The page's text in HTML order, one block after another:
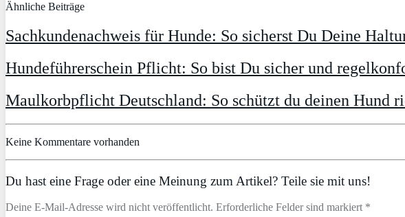
Ähnliche Beiträge
Sachkundenachweis für Hunde: So sicherst Du Deine
Hundeführerschein Pflicht: So bist Du sicher und
Maulkorbpflicht Deutschland: So schützt du deinen Hund
Keine Kommentare vorhanden
Du hast eine Frage oder eine Meinung zum Artikel? Teile sie mit uns!
Deine E-Mail-Adresse wird nicht veröffentlicht. Erforderliche Felder sind markiert *